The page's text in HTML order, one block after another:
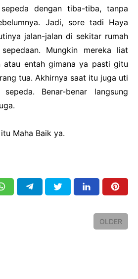
dengan tiba-tiba, tanpa
Jadi, sore tadi Haya
jalan-jalan di sekitar rumah
Mungkin mereka liat
atau entah gimana ya pasti gitu
tua. Akhirnya saat itu juga uti
Benar-benar langsung
Maha Baik ya.
OLDER